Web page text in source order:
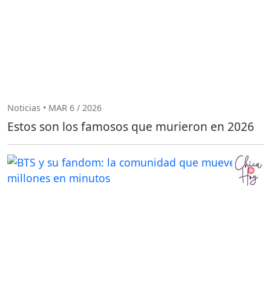
Noticias • MAR 6 / 2026
Estos son los famosos que murieron en 2026